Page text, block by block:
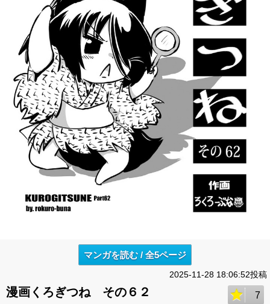
マンガを読む / 全5ページ
2025-11-28 18:06:52投稿
漫画くろぎつね その６２ 7